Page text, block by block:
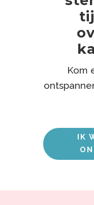
Kom
IK